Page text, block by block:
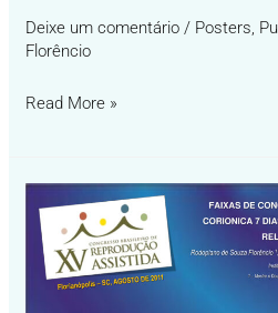
Deixe um comentário / Posters,
Florêncio
Read More »
Beta
hCG